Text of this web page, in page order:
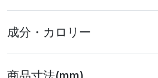
成分・カロリー